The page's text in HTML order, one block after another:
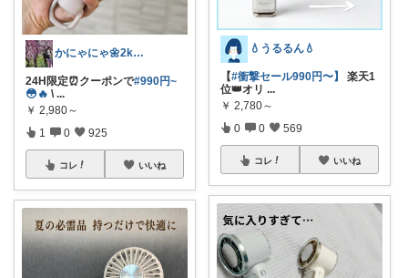
かにゃにゃ🌼2kids mama
24H限定⏰クーポンで#990円~
😳🔥 \ ...
￥ 2,980～
1 0 925
コレ いいね
💧うるるん💧
【#衝撃セール990円〜】
楽天1
位👑オリ ...
￥ 2,780～
0 0 569
コレ いいね